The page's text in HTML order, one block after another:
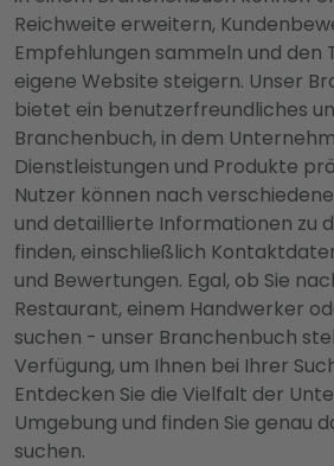
Reichweite erweitern,
Empfehlungen sammeln und den
eigene Website steigern. Unser
bietet ein benutzerfreundliches
Branchenbuch, in dem
Dienstleistungen und Produkte
Nutzer können nach
und detaillierte Informationen zu
finden, einschließlich
und Bewertungen. Egal, ob Sie
Restaurant, einem Handwerker
suchen - unser Branchenbuch
Verfügung, um Ihnen bei Ihrer
Entdecken Sie die Vielfalt der
Umgebung und finden Sie genau
suchen.